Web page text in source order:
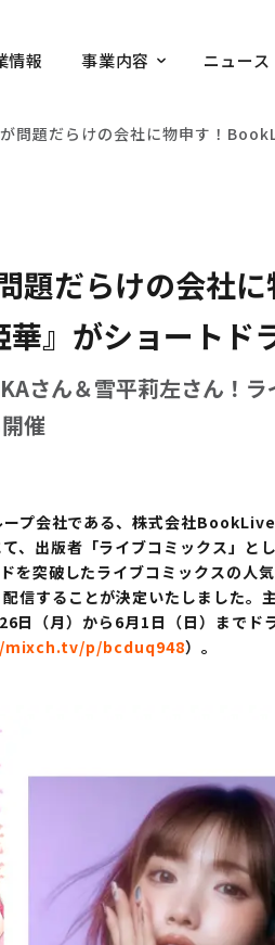
情報 事業内容 ニュース
問題だらけの会社に物申す！
題だらけの会社
』がショートド
さん＆雪平莉左さん！
催
プ会社である、株式会社
、出版者「ライブコミックス」
突破したライブコミックスの人
信することが決定いたしました
日（月）から6月1日（日）まで
p/bcduq948）。